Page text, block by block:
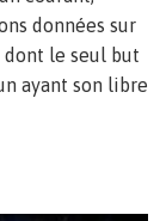
données sur
dont le seul but
ayant son libre